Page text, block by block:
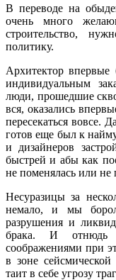
В переводе на
очень много
строительство,
политику.
Архитектор
индивидуальным
люди, прошедшие
вся, оказались
пересекаться вовсе.
готов еще был к
и дизайнеров
быстрей и абы как
не поменялась или не
Несуразицы за
немало, и мы
разрушения и
брака. И отнюдь
соображениями при
в зоне сейсмической
таит в себе угрозу